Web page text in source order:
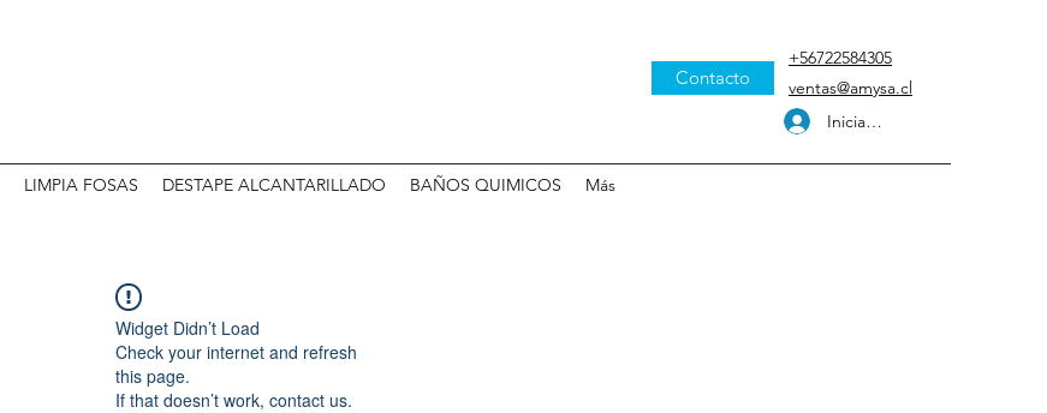
Contacto
Iniciar sesión
+56722584305
ventas@amysa.cl
LIMPIA FOSAS DESTAPE ALCANTARILLADO BAÑOS QUIMICOS Más
Widget Didn’t Load
Check your internet and refresh
this page.
If that doesn’t work, contact us.